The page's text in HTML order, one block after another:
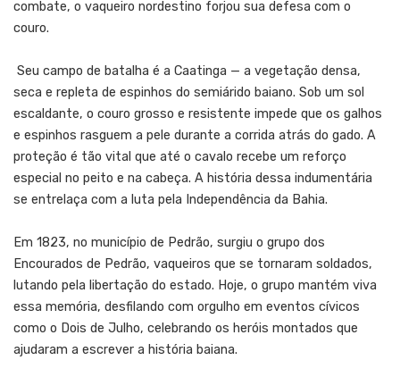
combate, o vaqueiro nordestino forjou sua defesa com o
couro.
Seu campo de batalha é a Caatinga — a vegetação densa,
seca e repleta de espinhos do semiárido baiano. Sob um sol
escaldante, o couro grosso e resistente impede que os galhos
e espinhos rasguem a pele durante a corrida atrás do gado. A
proteção é tão vital que até o cavalo recebe um reforço
especial no peito e na cabeça. A história dessa indumentária
se entrelaça com a luta pela Independência da Bahia.
Em 1823, no município de Pedrão, surgiu o grupo dos
Encourados de Pedrão, vaqueiros que se tornaram soldados,
lutando pela libertação do estado. Hoje, o grupo mantém viva
essa memória, desfilando com orgulho em eventos cívicos
como o Dois de Julho, celebrando os heróis montados que
ajudaram a escrever a história baiana.